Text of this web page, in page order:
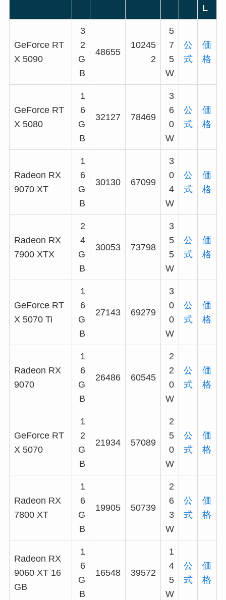
L
GeForce RT
X 5090
3
2
G
B
48655
10245
2
5
7
5
W
公
式
価
格
GeForce RT
X 5080
1
6
G
B
32127 78469
3
6
0
W
公
式
価
格
Radeon RX
9070 XT
1
6
G
B
30130 67099
3
0
4
W
公
式
価
格
Radeon RX
7900 XTX
2
4
G
B
30053 73798
3
5
5
W
公
式
価
格
GeForce RT
X 5070 Ti
1
6
G
B
27143 69279
3
0
0
W
公
式
価
格
Radeon RX
9070
1
6
G
B
26486 60545
2
2
0
W
公
式
価
格
GeForce RT
X 5070
1
2
G
B
21934 57089
2
5
0
W
公
式
価
格
Radeon RX
7800 XT
1
6
G
B
19905 50739
2
6
3
W
公
式
価
格
Radeon RX
9060 XT 16
GB
1
6
G
B
16548 39572
1
4
5
W
公
式
価
格